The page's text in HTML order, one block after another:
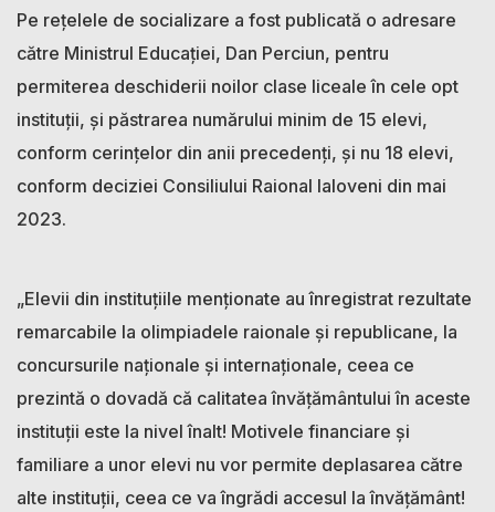
Pe rețelele de socializare a fost publicată o adresare
către Ministrul Educației, Dan Perciun, pentru
permiterea deschiderii noilor clase liceale în cele opt
instituții, și păstrarea numărului minim de 15 elevi,
conform cerințelor din anii precedenți, și nu 18 elevi,
conform deciziei Consiliului Raional Ialoveni din mai
2023.
„Elevii din instituțiile menționate au înregistrat rezultate
remarcabile la olimpiadele raionale și republicane, la
concursurile naționale și internaționale, ceea ce
prezintă o dovadă că calitatea învățământului în aceste
instituții este la nivel înalt! Motivele financiare și
familiare a unor elevi nu vor permite deplasarea către
alte instituții, ceea ce va îngrădi accesul la învățământ!